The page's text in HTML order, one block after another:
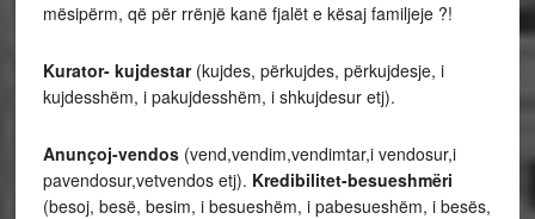
mësipërm, që për rrënjë kanë fjalët e kësaj familjeje ?!
Kurator- kujdestar(kujdes, përkujdes, përkujdesje, i
kujdesshëm, i pakujdesshëm, i shkujdesur etj).
Anunçoj-vendos (vend,vendim,vendimtar,i vendosur,i
pavendosur,vetvendos etj). Kredibilitet-besueshmëri
(besoj, besë, besim, i besueshëm, i pabesueshëm, i besës,